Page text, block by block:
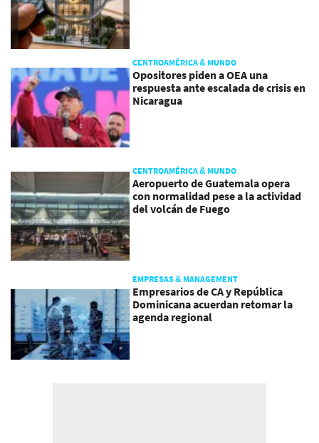
CENTROAMÉRICA & MUNDO
Opositores piden a OEA una
respuesta ante escalada de crisis en
Nicaragua
CENTROAMÉRICA & MUNDO
Aeropuerto de Guatemala opera
con normalidad pese a la actividad
del volcán de Fuego
EMPRESAS & MANAGEMENT
Empresarios de CA y República
Dominicana acuerdan retomar la
agenda regional